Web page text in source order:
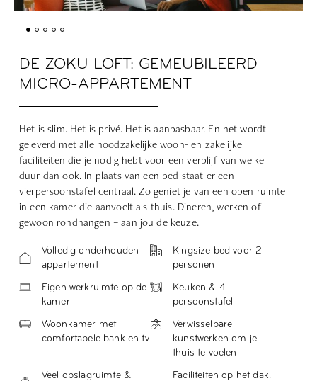
DE ZOKU LOFT: GEMEUBILEERD
MICRO-APPARTEMENT
Het is slim. Het is privé. Het is aanpasbaar. En het wordt
geleverd met alle noodzakelijke woon- en zakelijke
faciliteiten die je nodig hebt voor een verblijf van welke
duur dan ook. In plaats van een bed staat er een
vierpersoonstafel centraal. Zo geniet je van een open ruimte
in een kamer die aanvoelt als thuis. Dineren, werken of
gewoon rondhangen – aan jou de keuze.
Volledig onderhouden
appartement
Kingsize bed voor 2
personen
Eigen werkruimte op de
kamer
Keuken & 4-
persoonstafel
Woonkamer met
comfortabele bank en tv
Verwisselbare
kunstwerken om je
thuis te voelen
Veel opslagruimte &
Faciliteiten op het dak: